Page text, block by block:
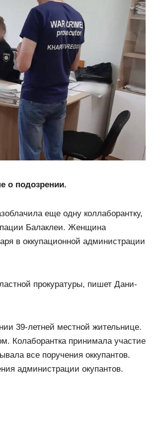
о подозрении.
еще одну коллаборантку,
Балаклеи. Женщина
в оккупационной администрации
прокуратуры, пишет Дани-
39-летней местной жительнице.
Колаборантка принимала участие
все поручения оккупантов.
администрации окупантов.